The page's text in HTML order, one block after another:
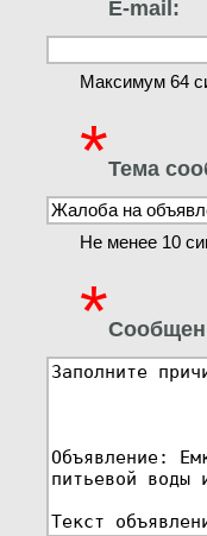
E-mail:
Максимум 64
*Тема
Не менее 10
*